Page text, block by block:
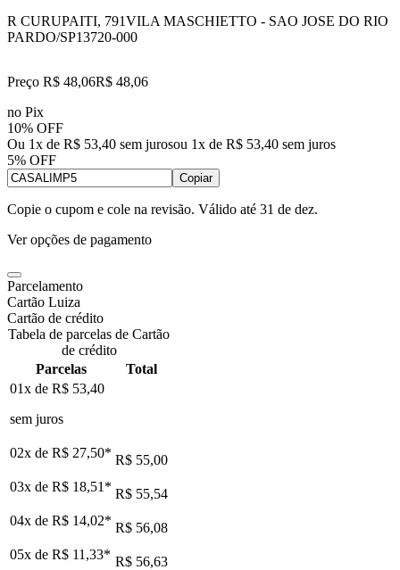
R CURUPAITI, 791VILA MASCHIETTO - SAO JOSE DO RIO
PARDO/SP13720-000
Preço R$ 48,06R$ 48,06
no Pix
10% OFF
Ou 1x de R$ 53,40 sem jurosou 1x de R$ 53,40 sem juros
5% OFF
Copiar
Copie o cupom e cole na revisão. Válido até 31 de dez.
Ver opções de pagamento
Parcelamento
Cartão Luiza
Cartão de crédito
Tabela de parcelas de Cartão
de crédito
Parcelas
Total
01x de R$ 53,40
sem juros
02x de R$ 27,50* R$ 55,00
03x de R$ 18,51 * R$ 55,54
04x de R$ 14,02* R$ 56,08
05x de R$ 11,33* R$ 56,63